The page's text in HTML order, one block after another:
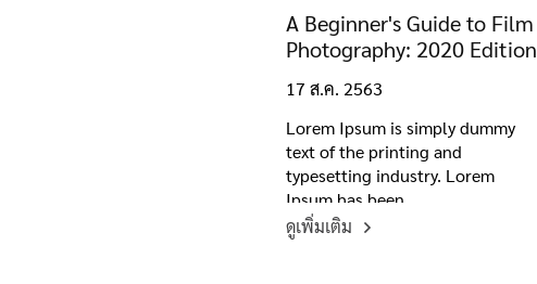
A Beginner's Guide to Film
Photography: 2020 Edition
17 ส.ค. 2563
Lorem Ipsum is simply dummy
text of the printing and
typesetting industry. Lorem
Ipsum has been
ดูเพิ่มเติม